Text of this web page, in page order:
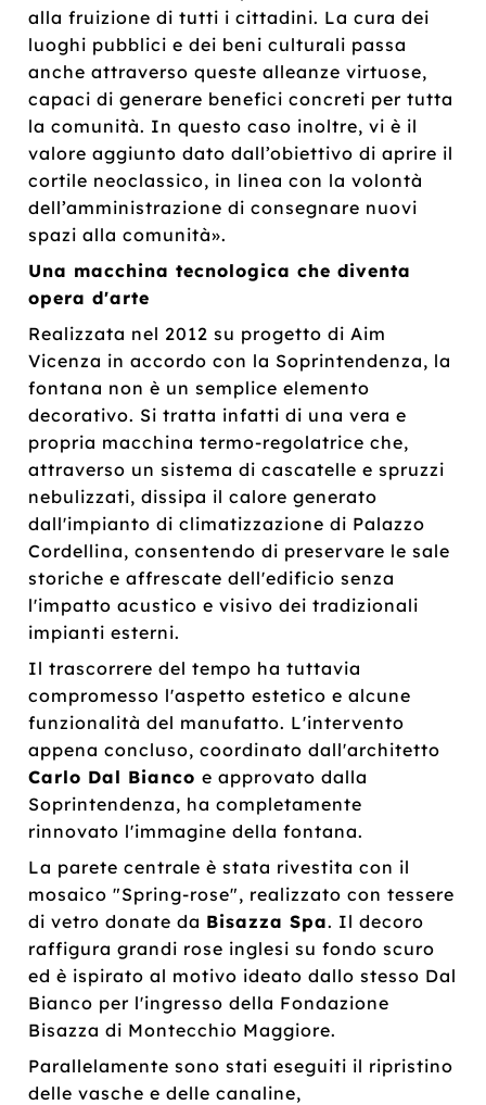
alla fruizione di tutti i cittadini. La cura dei
luoghi pubblici e dei beni culturali passa
anche attraverso queste alleanze virtuose,
capaci di generare benefici concreti per tutta
la comunità. In questo caso inoltre, vi è il
valore aggiunto dato dall’obiettivo di aprire il
cortile neoclassico, in linea con la volontà
dell’amministrazione di consegnare nuovi
spazi alla comunità».
Una macchina tecnologica che diventa
opera d'arte
Realizzata nel 2012 su progetto di Aim
Vicenza in accordo con la Soprintendenza, la
fontana non è un semplice elemento
decorativo. Si tratta infatti di una vera e
propria macchina termo-regolatrice che,
attraverso un sistema di cascatelle e spruzzi
nebulizzati, dissipa il calore generato
dall'impianto di climatizzazione di Palazzo
Cordellina, consentendo di preservare le sale
storiche e affrescate dell'edificio senza
l'impatto acustico e visivo dei tradizionali
impianti esterni.
Il trascorrere del tempo ha tuttavia
compromesso l'aspetto estetico e alcune
funzionalità del manufatto. L'intervento
appena concluso, coordinato dall'architetto
Carlo Dal Biancoe approvato dalla
Soprintendenza, ha completamente
rinnovato l'immagine della fontana.
La parete centrale è stata rivestita con il
mosaico "Spring-rose", realizzato con tessere
di vetro donate da Bisazza Spa. Il decoro
raffigura grandi rose inglesi su fondo scuro
ed è ispirato al motivo ideato dallo stesso Dal
Bianco per l'ingresso della Fondazione
Bisazza di Montecchio Maggiore.
Parallelamente sono stati eseguiti il ripristino
delle vasche e delle canaline,